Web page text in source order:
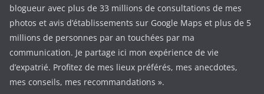
blogueur avec plus de 33 millions de consultations de mes
photos et avis d’établissements sur Google Maps et plus de 5
millions de personnes par an touchées par ma
communication. Je partage ici mon expérience de vie
d’expatrié. Profitez de mes lieux préférés, mes anecdotes,
mes conseils, mes recommandations ».